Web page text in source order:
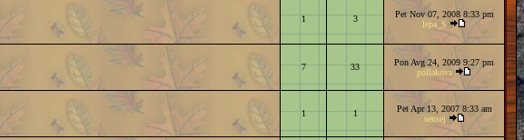
1 3
Pet Nov 07, 2008 8:33 pm
lepa_S
7 33
Pon Avg 24, 2009 9:27 pm
pollakova
1 1
Pet Apr 13, 2007 8:33 am
sensej